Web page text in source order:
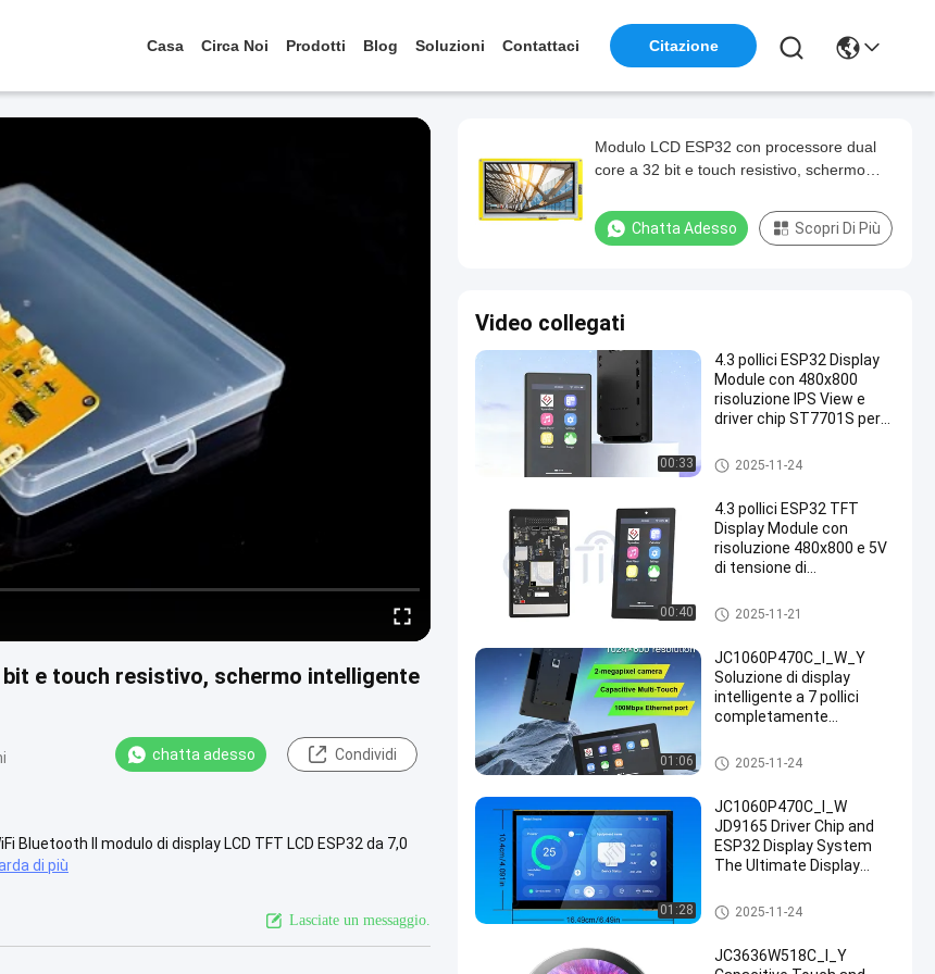
Casa Circa Noi Prodotti Blog Soluzioni Contattaci Citazione
bit e touch resistivo, schermo intelligente
chatta adesso Condividi
Bluetooth Il modulo di display LCD TFT LCD ESP32 da 7,0
di più
Lasciate un messaggio.
Modulo LCD ESP32 con processore dual
core a 32 bit e touch resistivo, schermo
Chatta Adesso Scopri Di Più
Video collegati
00:33
4.3 pollici ESP32 Display
Module con 480x800
risoluzione IPS View e
driver chip ST7701S per
prestazioni
Modulo dell'esposizione ESP3
2
2025-11-24
00:40
4.3 pollici ESP32 TFT
Display Module con
risoluzione 480x800 e 5V
di tensione di
immagini di alta qualità
Modulo dell'esposizione ESP3
2
2025-11-21
01:06
JC1060P470C_I_W_Y
Soluzione di display
intelligente a 7 pollici
completamente
P4, touch e fotocamera
integrati, pronti per lo
Modulo dell'esposizione ESP3
2
2025-11-24
01:28
JC1060P470C_I_W
JD9165 Driver Chip and
ESP32 Display System
The Ultimate Display
Business Needs
industrial grade tft liquid
screen
Modulo dell'esposizione ESP3
2
2025-11-24
JC3636W518C_I_Y